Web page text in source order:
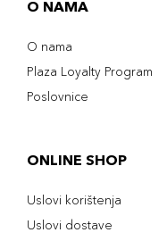
O NAMA
O nama
Plaza Loyalty Program
Poslovnice
ONLINE SHOP
Uslovi korištenja
Uslovi dostave